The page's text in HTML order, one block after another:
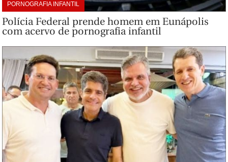
PORNOGRAFIA INFANTIL
Polícia Federal prende homem em Eunápolis
com acervo de pornografia infantil